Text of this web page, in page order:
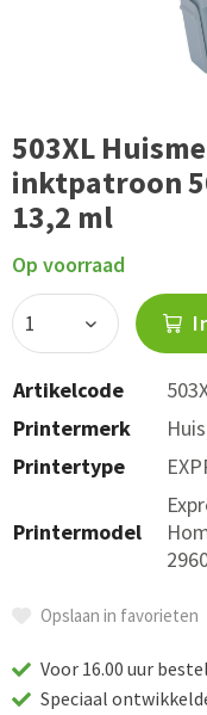
503XL
inktpatroon
13,2 ml
Op voorraad
Artikelcode
Printermerk
Printertype
Printermodel
Opslaan in favorieten
Voor 16.00 uur
Speciaal